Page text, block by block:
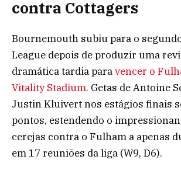
contra Cottagers
Bournemouth subiu para o
League depois de produzir uma
dramática tardia paravencer o
Vitality Stadium. Getas de Antoine
Justin Kluivert nos estágios finais
pontos, estendendo o
cerejas contra o Fulham a apenas
em 17 reuniões da liga (W9, D6).